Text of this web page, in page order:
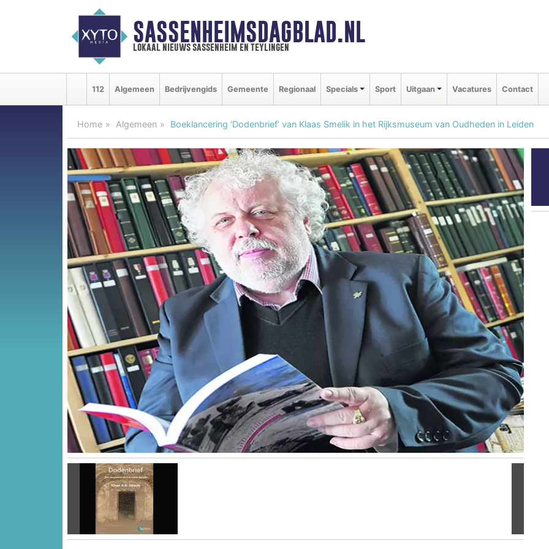
SASSENHEIMSDAGBLAD.NL
lokaal nieuws sassenheim en teylingen
112 Algemeen Bedrijvengids Gemeente Regionaal Specials Sport Uitgaan Vacatures Contact
Home Algemeen Boeklancering ‘Dodenbrief’ van Klaas Smelik in het Rijksmuseum van Oudheden in Leiden
Vorige